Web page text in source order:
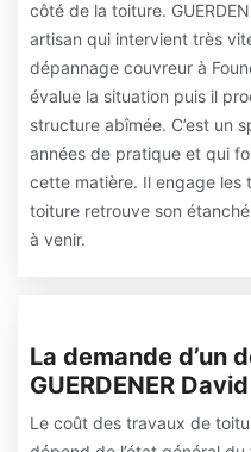
côté de la toiture.
artisan qui intervient très
dépannage couvreur à
évalue la situation puis il
structure abîmée. C’est un
années de pratique et qui
cette matière. Il engage les
toiture retrouve son
à venir.
La demande d’un
GUERDENER
Le coût des travaux de